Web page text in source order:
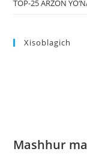
TOP-25 ARZON
Xisoblagich
Mashhur